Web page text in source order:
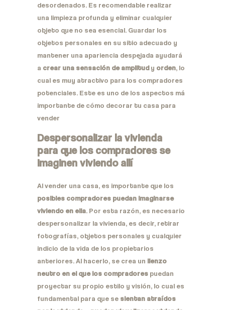
desordenados. Es recomendable realizar
una limpieza profunda y eliminar cualquier
objeto que no sea esencial. Guardar los
objetos personales en su sitio adecuado y
mantener una apariencia despejada ayudará
a crear una sensación de amplitudy orden, lo
cual es muy atractivo para los compradores
potenciales. Este es uno de los aspectos má
importante de cómo decorar tu casa para
vender
Despersonalizar la vivienda
para que los compradores se
imaginen viviendo allí
Al vender una casa, es importante que los
posibles compradores puedan imaginarse
viviendo en ella. Por esta razón, es necesario
despersonalizar la vivienda, es decir, retirar
fotografías, objetos personales y cualquier
indicio de la vida de los propietarios
anteriores. Al hacerlo, se crea un lienzo
neutro en el que los compradores puedan
proyectar su propio estilo y visión, lo cual es
fundamental para que se sientan atraídos